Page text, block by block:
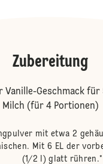
Zubereitung
Vanille-Geschmack
Milch (für 4 Portionen)
mit etwa 2
Mit 6 EL der
(1/2 l) glatt rühren.*